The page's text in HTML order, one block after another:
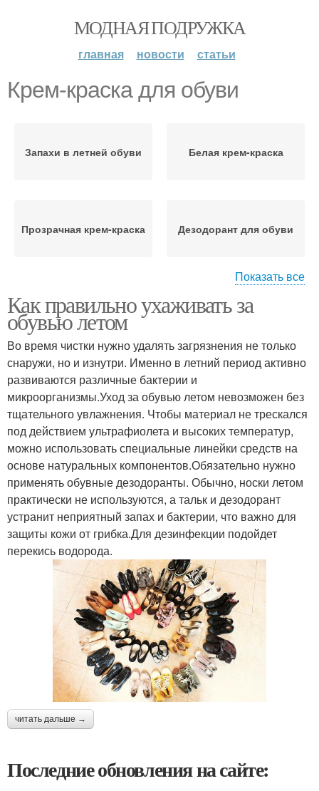
МОДНАЯ ПОДРУЖКА
главная новости статьи
Крем-краска для обуви
Запахи в летней обуви Белая крем-краска
Прозрачная крем-краска Дезодорант для обуви
Салфетки для обуви Пятна на обуви
Обувь для особых
случаев
Показать все
Как правильно ухаживать за
обувью летом
Во время чистки нужно удалять загрязнения не только
снаружи, но и изнутри. Именно в летний период активно
развиваются различные бактерии и
микроорганизмы.Уход за обувью летом невозможен без
тщательного увлажнения. Чтобы материал не трескался
под действием ультрафиолета и высоких температур,
можно использовать специальные линейки средств на
основе натуральных компонентов.Обязательно нужно
применять обувные дезодоранты. Обычно, носки летом
практически не используются, а тальк и дезодорант
устранит неприятный запах и бактерии, что важно для
защиты кожи от грибка.Для дезинфекции подойдет
перекись водорода.
читать дальше →
Последние обновления на сайте: